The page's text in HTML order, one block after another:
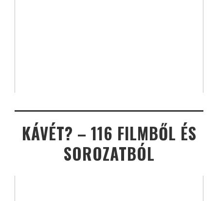
KÁVÉT? – 116 FILMBŐL ÉS
SOROZATBÓL